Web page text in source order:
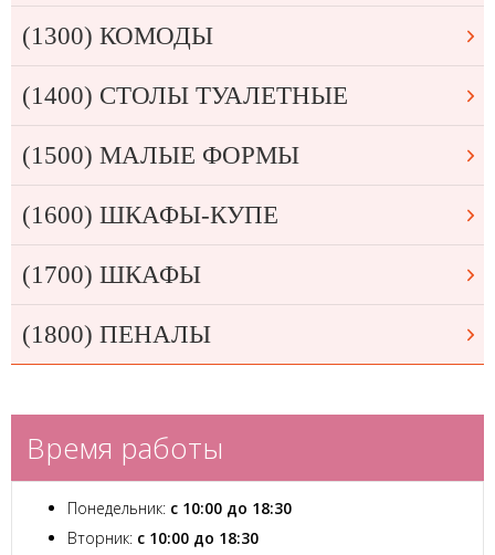
(1300) КОМОДЫ
(1400) СТОЛЫ ТУАЛЕТНЫЕ
(1500) МАЛЫЕ ФОРМЫ
(1600) ШКАФЫ-КУПЕ
(1700) ШКАФЫ
(1800) ПЕНАЛЫ
Время работы
Понедельник: с 10:00 до 18:30
Вторник: с 10:00 до 18:30